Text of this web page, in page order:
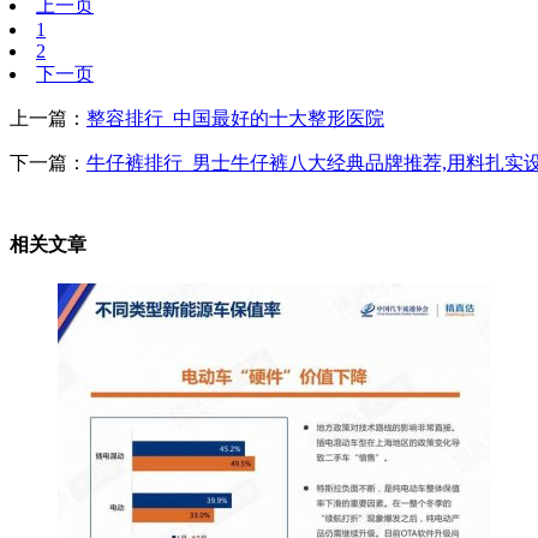
上一页
1
2
下一页
上一篇： 整容排行_中国最好的十大整形医院
下一篇： 牛仔裤排行_男士牛仔裤八大经典品牌推荐,用料扎实
相关文章